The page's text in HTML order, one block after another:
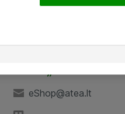
eShop@atea.lt